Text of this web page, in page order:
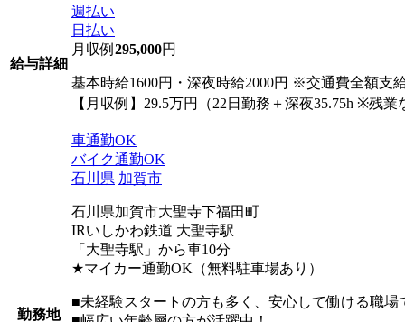
給与詳細
週払い
日払い
月収例 295,000円
基本時給1600円・深夜時給2000円 ※交通費全額支
【月収例】29.5万円（22日勤務＋深夜35.75h ※残業
勤務地
車通勤OK
バイク通勤OK
石川県 加賀市
石川県加賀市大聖寺下福田町
IRいしかわ鉄道 大聖寺駅
「大聖寺駅」から車10分
★マイカー通勤OK（無料駐車場あり）
■未経験スタートの方も多く、安心して働ける職場